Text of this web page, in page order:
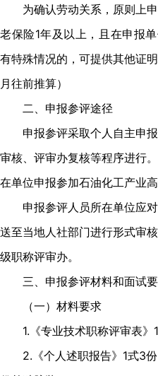
为确认劳动关系，原则上申
老保险1年及以上，且在申报
有特殊情况的，可提供其他证
月往前推算）
二、申报参评途径
申报参评采取个人自主申报
审核、评审办复核等程序进行
在单位申报参加石油化工产业高
申报参评人员所在单位应对
送至当地人社部门进行形式审
级职称评审办。
三、申报参评材料和面试
（一）材料要求
1.《专业技术职称评审表》1
2.《个人述职报告》1式3份